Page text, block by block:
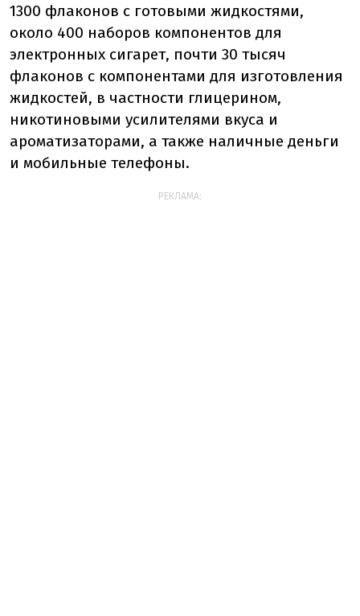
1300 флаконов с готовыми жидкостями,
около 400 наборов компонентов для
электронных сигарет, почти 30 тысяч
флаконов с компонентами для изготовления
жидкостей, в частности глицерином,
никотиновыми усилителями вкуса и
ароматизаторами, а также наличные деньги
и мобильные телефоны.
РЕКЛАМА: